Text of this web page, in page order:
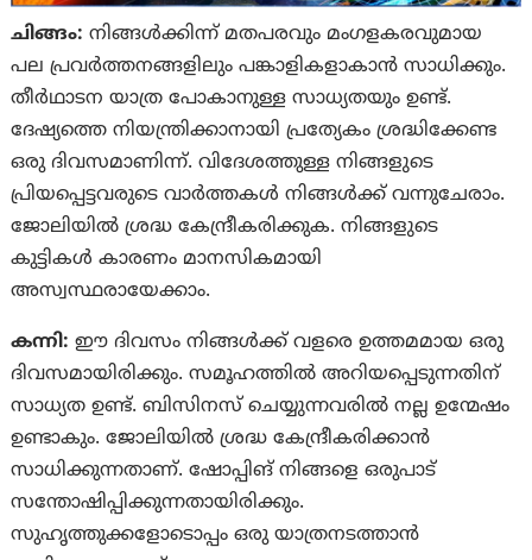
ചിങ്ങം: നിങ്ങൾക്കിന്ന് മതപരവും മംഗളകരവുമായ
പല പ്രവർത്തനങ്ങളിലും പങ്കാളികളാകാൻ സാധിക്കും.
തീർഥാടന യാത്ര പോകാനുള്ള സാധ്യതയും ഉണ്ട്.
ദേഷ്യത്തെ നിയന്ത്രിക്കാനായി പ്രത്യേകം ശ്രദ്ധിക്കേണ്ട
ഒരു ദിവസമാണിന്ന്. വിദേശത്തുള്ള നിങ്ങളുടെ
പ്രിയപ്പെട്ടവരുടെ വാർത്തകൾ നിങ്ങൾക്ക് വന്നുചേരാം.
ജോലിയിൽ ശ്രദ്ധ കേന്ദ്രീകരിക്കുക. നിങ്ങളുടെ
കുട്ടികൾ കാരണം മാനസികമായി
അസ്വസ്ഥരായേക്കാം.
കന്നി: ഈ ദിവസം നിങ്ങൾക്ക് വളരെ ഉത്തമമായ ഒരു
ദിവസമായിരിക്കും. സമൂഹത്തിൽ അറിയപ്പെടുന്നതിന്
സാധ്യത ഉണ്ട്. ബിസിനസ്‌ ചെയ്യുന്നവരിൽ നല്ല ഉന്മേഷം
ഉണ്ടാകും. ജോലിയിൽ ശ്രദ്ധ കേന്ദ്രീകരിക്കാൻ
സാധിക്കുന്നതാണ്. ഷോപ്പിങ് നിങ്ങളെ ഒരുപാട്
സന്തോഷിപ്പിക്കുന്നതായിരിക്കും.
സുഹൃത്തുക്കളോടൊപ്പം ഒരു യാത്രനടത്താൻ